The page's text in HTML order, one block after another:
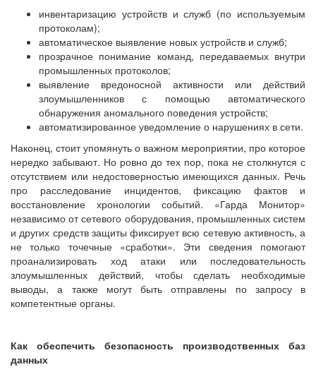
инвентаризацию устройств и служб (по используемым
протоколам);
автоматическое выявление новых устройств и служб;
прозрачное понимание команд, передаваемых внутри
промышленных протоколов;
выявление вредоносной активности или действий
злоумышленников с помощью автоматического
обнаружения аномального поведения устройств;
автоматизированное уведомление о нарушениях в сети.
Наконец, стоит упомянуть о важном мероприятии, про которое
нередко забывают. Но ровно до тех пор, пока не столкнутся с
отсутствием или недостоверностью имеющихся данных. Речь
про расследование инцидентов, фиксацию фактов и
восстановление хронологии событий. «Гарда Монитор»
независимо от сетевого оборудования, промышленных систем
и других средств защиты фиксирует всю сетевую активность, а
не только точечные «сработки». Эти сведения помогают
проанализировать ход атаки или последовательность
злоумышленных действий, чтобы сделать необходимые
выводы, а также могут быть отправлены по запросу в
компетентные органы.
Как обеспечить безопасность производственных баз
данных